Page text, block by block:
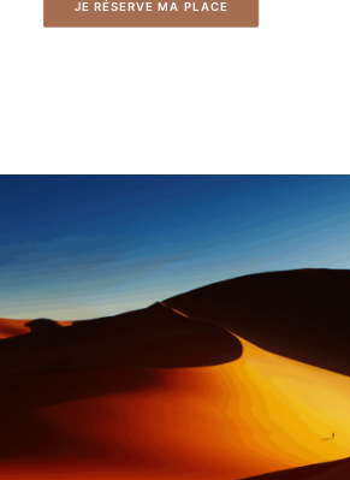
JE RÉSERVE MA PLACE